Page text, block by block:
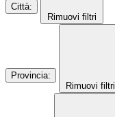
Città:
Rimuovi filtri
Provincia:
Rimuovi filtri